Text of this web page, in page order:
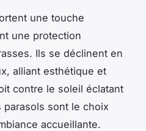
une touche
une protection
Ils se déclinent en
alliant esthétique et
contre le soleil éclatant
sont le choix
accueillante.